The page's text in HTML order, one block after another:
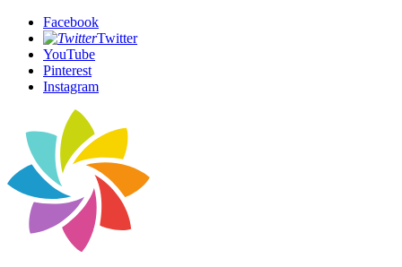
Facebook
Twitter
YouTube
Pinterest
Instagram